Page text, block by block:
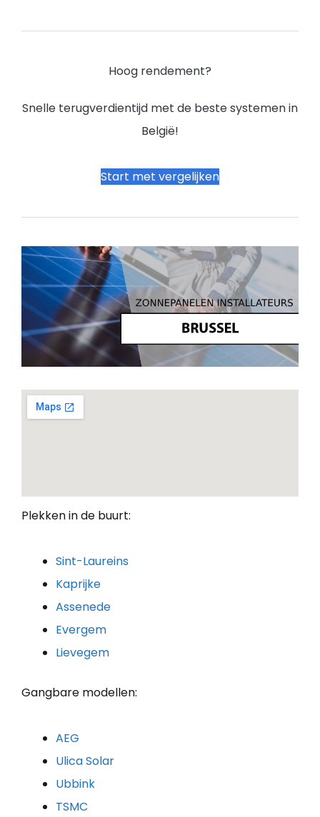
Hoog rendement?
Snelle terugverdientijd met de beste systemen in
België!
Start met vergelijken
Plekken in de buurt:
Sint-Laureins
Kaprijke
Assenede
Evergem
Lievegem
Gangbare modellen:
AEG
Ulica Solar
Ubbink
TSMC